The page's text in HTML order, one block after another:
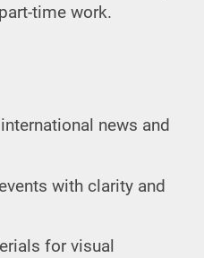
time work.
news and
with clarity and
for visual